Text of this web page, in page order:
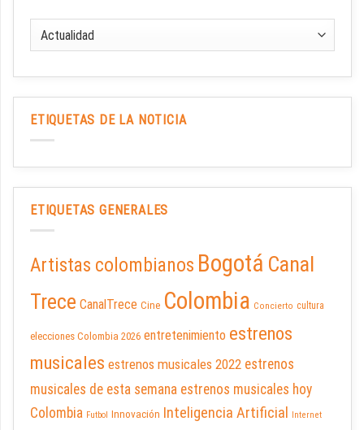
ETIQUETAS DE LA NOTICIA
ETIQUETAS GENERALES
Artistas colombianos Bogotá Canal
Trece CanalTrece Cine Colombia Concierto cultura
elecciones Colombia 2026 entretenimiento estrenos
musicales estrenos musicales 2022 estrenos
musicales de esta semana estrenos musicales hoy
Colombia Futbol Innovación Inteligencia Artificial Internet